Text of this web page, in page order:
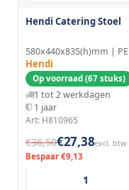
Hendi Catering Stoel
580x440x835(h)mm | PE
Hendi
Op voorraad (67 stuks)
1 tot 2 werkdagen
1 jaar
Art: H810965
€36,50€27,38excl. btw
Bespaar €9,13